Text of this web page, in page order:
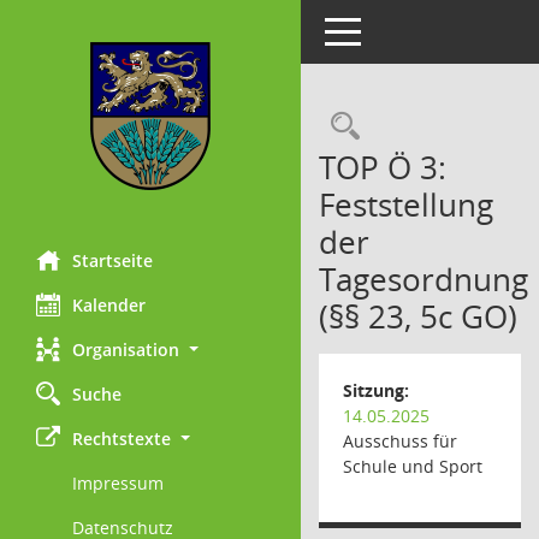
Startseite
Kalender
Organisation
Suche
Rechtstexte
Impressum
Datenschutz
Toggle navigation
TOP Ö 3:
Feststellung
der
Tagesordnung
(§§ 23, 5c GO)
Sitzung:
14.05.2025
Ausschuss für
Schule und Sport